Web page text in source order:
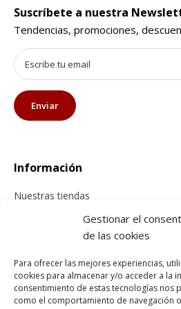
Gestionar el
de las cookies
Para ofrecer las mejores experiencias,
cookies para almacenar y/o acceder a la
consentimiento de estas tecnologías nos
como el comportamiento de navegación
Suscríbete a nuestra
Tendencias, promociones,
Información
Nuestras tiendas
Tienda online
Información sobre envíos
Cancelación y devolución